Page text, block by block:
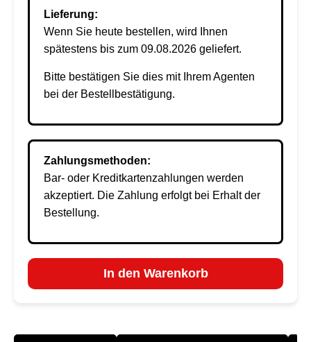
Lieferung:
Wenn Sie heute bestellen, wird Ihnen
spätestens bis zum 09.08.2026 geliefert.
Bitte bestätigen Sie dies mit Ihrem Agenten
bei der Bestellbestätigung.
Zahlungsmethoden:
Bar- oder Kreditkartenzahlungen werden
akzeptiert. Die Zahlung erfolgt bei Erhalt der
Bestellung.
In den Warenkorb